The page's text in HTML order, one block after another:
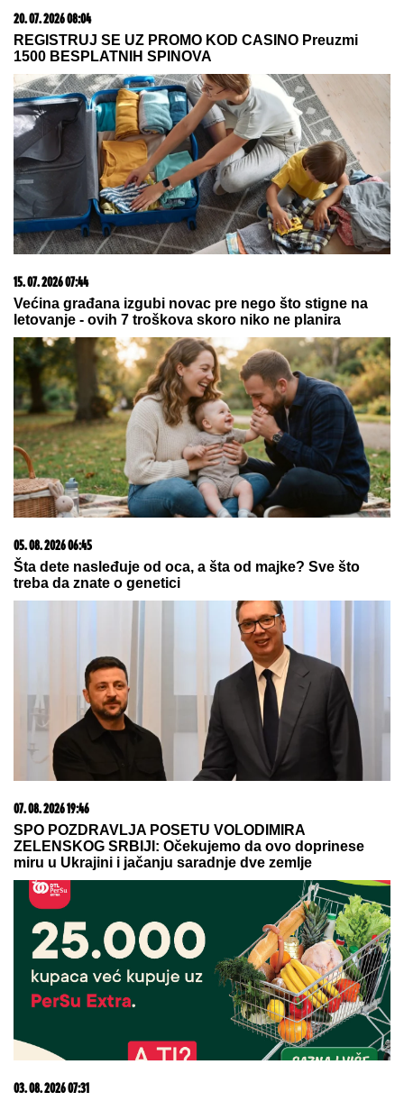
VLADIMIRA TOMOVIĆA U BARU
Zatvorili mu objekat nakon što je
pokrenuo biznis, hitno se oglasio:
"Imamo zabranu"
by Aklamator
06. 08. 2026 09:39
Marija (3) se igrala u dvorištu i samo je nestala: Posle
42 godine otac je pronašao, zanemeo je kada je saznao
gde je bila
Čiji hromozom određuje pol deteta? XX rađa se
devojčica, XY rađa se dečak
05. 08. 2026 14:12
Koliko visoku temperaturu ljudsko telo može da izdrži?